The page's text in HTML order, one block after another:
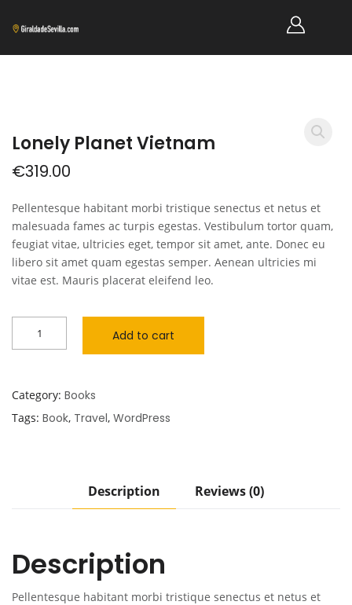
Lonely Planet Vietnam
€319.00
Pellentesque habitant morbi tristique senectus et netus et
malesuada fames ac turpis egestas. Vestibulum tortor quam,
feugiat vitae, ultricies eget, tempor sit amet, ante. Donec eu
libero sit amet quam egestas semper. Aenean ultricies mi
vitae est. Mauris placerat eleifend leo.
Add to cart
Category: Books
Tags: Book, Travel, WordPress
Description Reviews (0)
Description
Pellentesque habitant morbi tristique senectus et netus et